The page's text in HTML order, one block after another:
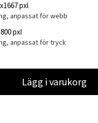
pxl
anpassat för webb
pxl
anpassat för tryck
Lägg i varukorg